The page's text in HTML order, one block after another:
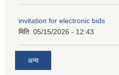
invitation for electronic bids
मिति: 05/15/2026 - 12:43
अन्य